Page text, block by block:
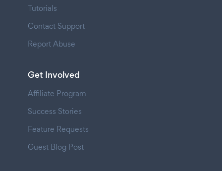
Tutorials
Contact Support
Report Abuse
Get Involved
Affiliate Program
Success Stories
Feature Requests
Guest Blog Post